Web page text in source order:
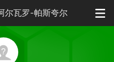
尔瓦罗-帕斯夸尔